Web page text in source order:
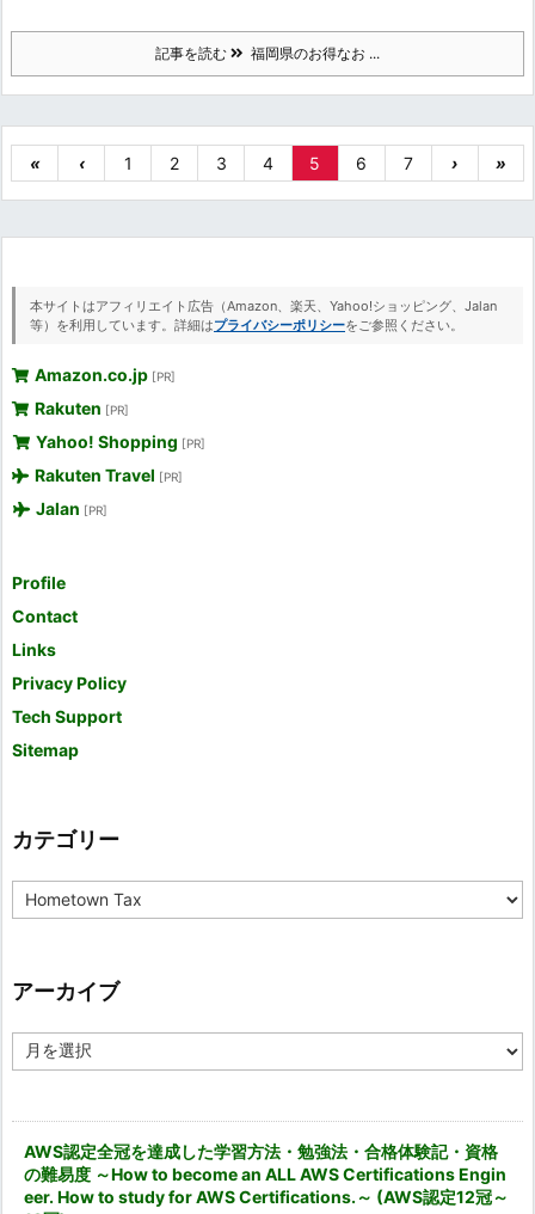
記事を読む 福岡県のお得なお ...
« ‹ 1 2 3 4 5 6 7 › »
本サイトはアフィリエイト広告（Amazon、楽天、Yahoo!ショッピング、Jalan
等）を利用しています。詳細はプライバシーポリシーをご参照ください。
Amazon.co.jp [PR]
Rakuten [PR]
Yahoo! Shopping [PR]
Rakuten Travel [PR]
Jalan [PR]
Profile
Contact
Links
Privacy Policy
Tech Support
Sitemap
カテゴリー
カ
テ
ー
アーカイブ
ー
AWS認定全冠を達成した学習方法・勉強法・合格体験記・資格
の難易度 ～How to become an ALL AWS Certifications Engin
eer. How to study for AWS Certifications.～ (AWS認定12冠～